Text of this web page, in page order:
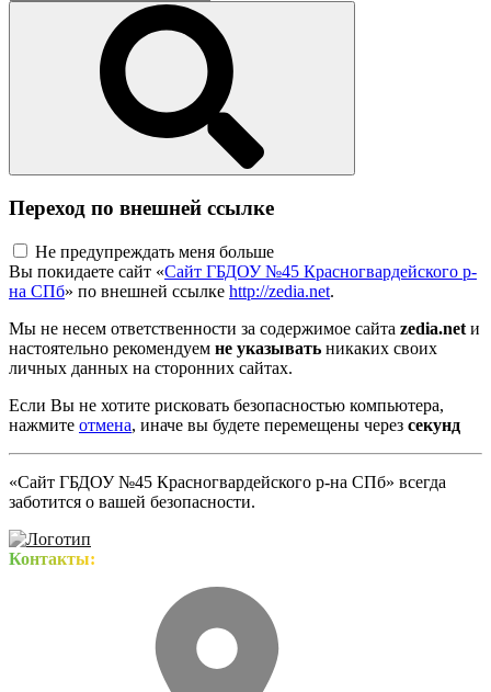
Переход по внешней ссылке
Не предупреждать меня больше
Вы покидаете сайт «Сайт ГБДОУ №45 Красногвардейского р-
на СПб» по внешней ссылке http://zedia.net.
Мы не несем ответственности за содержимое сайта zedia.netи
настоятельно рекомендуем не указывать никаких своих
личных данных на сторонних сайтах.
Если Вы не хотите рисковать безопасностью компьютера,
нажмите отмена, иначе вы будете перемещены через секунд
«Сайт ГБДОУ №45 Красногвардейского р-на СПб» всегда
заботится о вашей безопасности.
Контакты: